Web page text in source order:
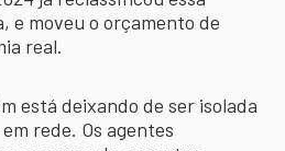
e moveu o orçamento de
real.
está deixando de ser isolada
rede. Os agentes